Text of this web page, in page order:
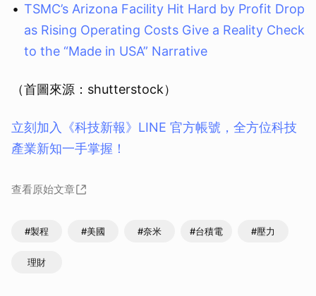
TSMC’s Arizona Facility Hit Hard by Profit Drop
as Rising Operating Costs Give a Reality Check
to the “Made in USA” Narrative
（首圖來源：shutterstock）
立刻加入《科技新報》LINE 官方帳號，全方位科技
產業新知一手掌握！
查看原始文章
#製程 #美國 #奈米 #台積電 #壓力
理財